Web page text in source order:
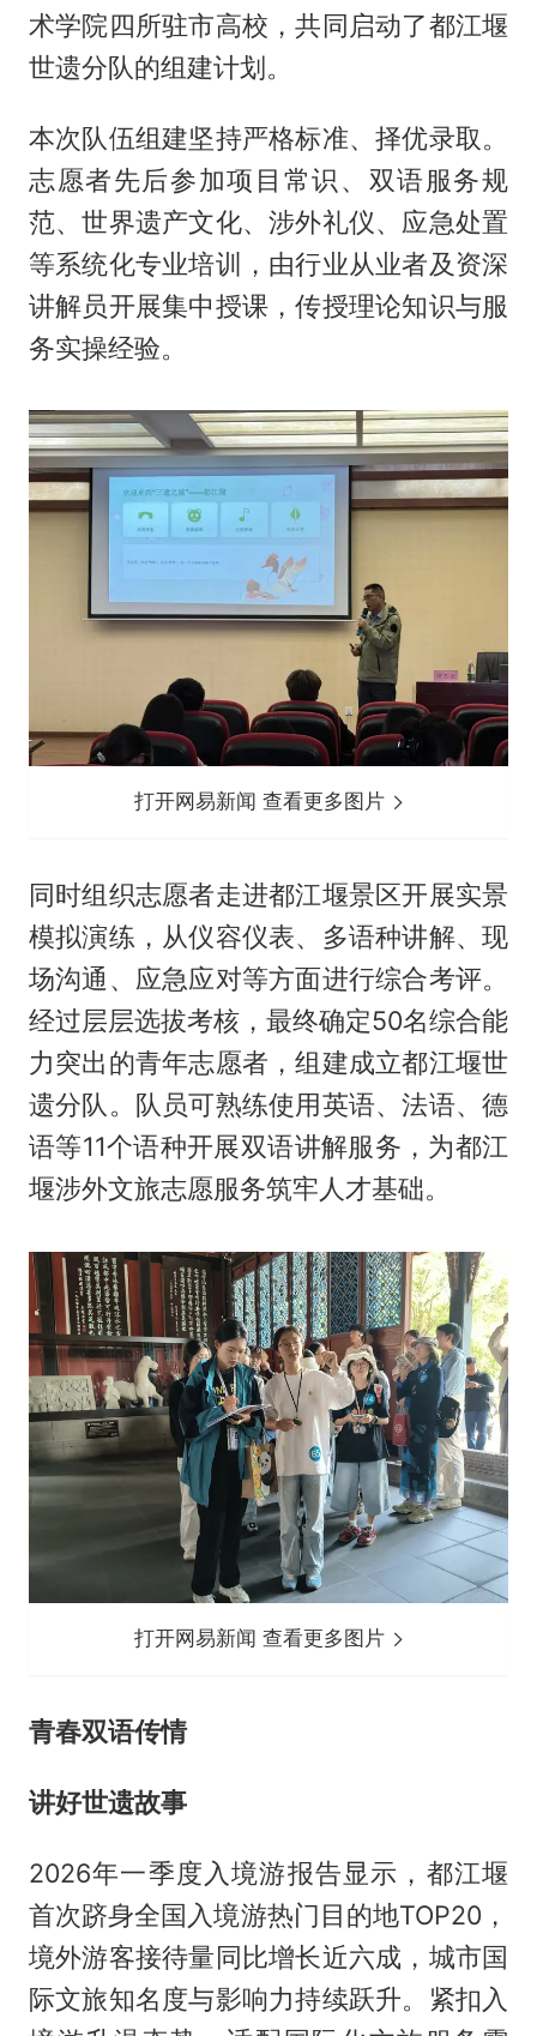
术学院四所驻市高校，共同启动了都江堰
世遗分队的组建计划。
本次队伍组建坚持严格标准、择优录取。
志愿者先后参加项目常识、双语服务规
范、世界遗产文化、涉外礼仪、应急处置
等系统化专业培训，由行业从业者及资深
讲解员开展集中授课，传授理论知识与服
务实操经验。
打开网易新闻 查看更多图片
同时组织志愿者走进都江堰景区开展实景
模拟演练，从仪容仪表、多语种讲解、现
场沟通、应急应对等方面进行综合考评。
经过层层选拔考核，最终确定50名综合能
力突出的青年志愿者，组建成立都江堰世
遗分队。队员可熟练使用英语、法语、德
语等11个语种开展双语讲解服务，为都江
堰涉外文旅志愿服务筑牢人才基础。
打开网易新闻 查看更多图片
青春双语传情
讲好世遗故事
2026年一季度入境游报告显示，都江堰
首次跻身全国入境游热门目的地TOP20，
境外游客接待量同比增长近六成，城市国
际文旅知名度与影响力持续跃升。紧扣入